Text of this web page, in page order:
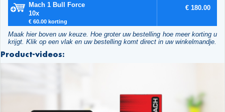
Mach 1 Bull Force
10x
€ 60.00 korting
€ 180.00
Maak hier boven uw keuze. Hoe groter uw bestelling hoe meer korting u
krijgt. Klik op een vlak en uw bestelling komt direct in uw winkelmandje.
Product-videos: